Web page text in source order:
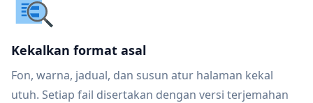
Kekalkan format asal
Fon, warna, jadual, dan susun atur halaman kekal
utuh. Setiap fail disertakan dengan versi terjemahan